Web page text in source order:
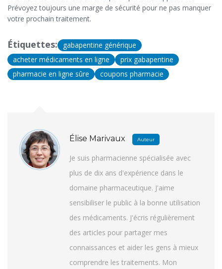
Prévoyez toujours une marge de sécurité pour ne pas manquer
votre prochain traitement.
Étiquettes:
gabapentine générique
acheter médicaments en ligne
prix gabapentine
pharmacie en ligne sûre
coupons pharmacie
Élise Marivaux Auteur
Je suis pharmacienne spécialisée avec
plus de dix ans d'expérience dans le
domaine pharmaceutique. J'aime
sensibiliser le public à la bonne utilisation
des médicaments. J'écris régulièrement
des articles pour partager mes
connaissances et aider les gens à mieux
comprendre les traitements. Mon